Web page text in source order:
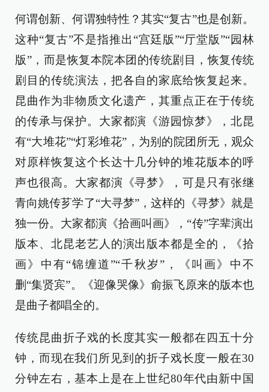
何谓创新、何谓独特性？其实“复古”也是创新。
这种“复古”不是指推出“宫廷版”“厅堂版”“园林
版”，而是恢复本院本团的传统剧目，恢复传统
剧目的传统演法，把各自的家底给恢复起来。
昆曲作为非物质文化遗产，其重点正在于传统
的传承与保护。大家都演《游园惊梦》，北昆
有“大堆花”“灯彩堆花”，为别的院团所无，观众
对原样恢复这个长达十几分钟的堆花版本的呼
声也很高。大家都演《寻梦》，可是只有张继
青向姚传芗学了“大寻梦”，这样的《寻梦》就是
独一份。大家都演《拾画叫画》，“传”字辈演出
版本、北昆老艺人的演出版本都是全的，《拾
画》中有“锦缠道”“千秋岁”，《叫画》中不
删“集贤宾”。《迎像哭像》俞振飞原来的版本也
是曲子都唱全的。
传统昆曲折子戏的长度其实一般都在四五十分
钟，而现在我们所见到的折子戏长度一般在30
分钟左右，基本上是在上世纪80年代由新中国